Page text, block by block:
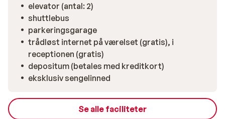
elevator (antal: 2)
shuttlebus
parkeringsgarage
trådløst internet på værelset (gratis), i
receptionen (gratis)
depositum (betales med kreditkort)
eksklusiv sengelinned
Se alle faciliteter